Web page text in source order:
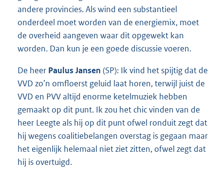
andere provincies. Als wind een substantieel
onderdeel moet worden van de energiemix, moet
de overheid aangeven waar dit opgewekt kan
worden. Dan kun je een goede discussie voeren.
De heer Paulus Jansen (SP): Ik vind het spijtig dat de
VVD zo’n omfloerst geluid laat horen, terwijl juist de
VVD en PVV altijd enorme ketelmuziek hebben
gemaakt op dit punt. Ik zou het chic vinden van de
heer Leegte als hij op dit punt ofwel ronduit zegt dat
hij wegens coalitiebelangen overstag is gegaan maar
het eigenlijk helemaal niet ziet zitten, ofwel zegt dat
hij is overtuigd.